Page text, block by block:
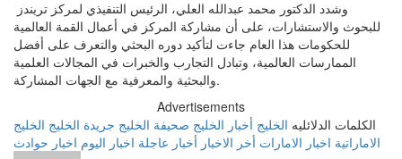
للبحوث والاستشارات، على أن مشاركة المركز في أعمال القمة العالمية
للحكومات هذا العام جاءت لتأكيد دوره البحثي والتعرف على أفضل
الممارسات العالمية، وتبادل التجارب والخبرات في المجالات العلمية
والبحثية والمعرفية مع الجهات المشاركة.
Advertisements
الكلمات الدلائليه الخليج أخبار الخليج صحيفة الخليج جريدة الخليج الخليج
الاماراتية اخبار الامارات أخر الاخبار أخبار عاجلة اخبار اليوم اخبار حوادث